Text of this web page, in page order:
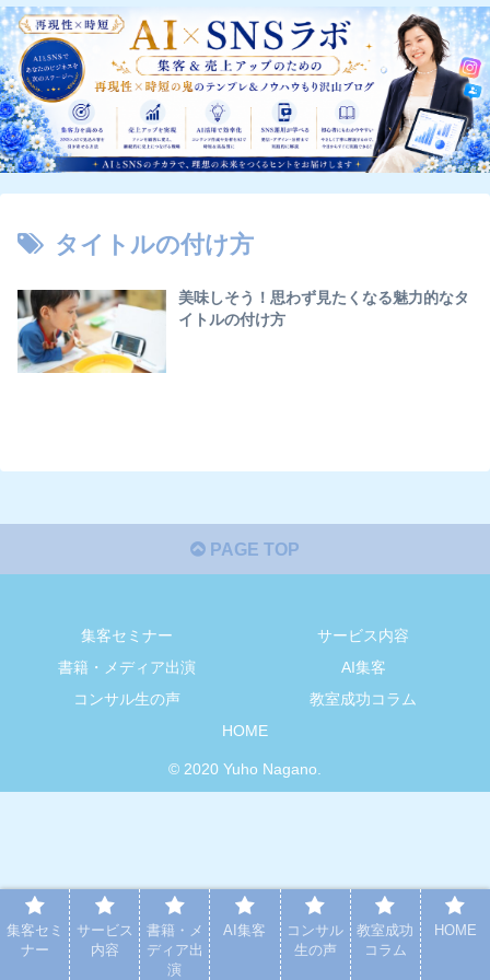
タイトルの付け方
美味しそう！思わず見たくなる魅力的なタ
イトルの付け方
PAGE TOP
集客セミナー
サービス内容
書籍・メディア出演
AI集客
コンサル生の声
教室成功コラム
HOME
© 2020 Yuho Nagano.
集客セミ
ナー
サービス
内容
書籍・メ
ディア出
演
AI集客
コンサル
生の声
教室成功
コラム
HOME